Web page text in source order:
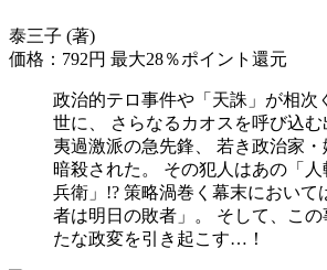
泰三子 (著)
価格：792円 最大28％ポイント還元
政治的テロ事件や「天誅」が相次
世に、 さらなるカオスを呼び込
夷過激派の急先鋒、 若き政治家
暗殺された。 その犯人はあの「
兵衛」!? 策略渦巻く幕末において
者は明日の敗者」。 そして、こ
たな政変を引き起こす…！